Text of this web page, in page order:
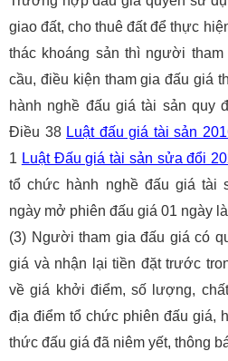
giao đất, cho thuê đất để thực
thác khoáng sản thì người
cầu, điều kiện tham gia đấu giá
hành nghề đấu giá tài sản quy
Điều 38 Luật đấu giá tài sản
1 Luật Đấu giá tài sản sửa đổi
tổ chức hành nghề đấu giá tài
ngày mở phiên đấu giá 01 ngày
(3) Người tham gia đấu giá có
giá và nhận lại tiền đặt trước
về giá khởi điểm, số lượng,
địa điểm tổ chức phiên đấu giá,
thức đấu giá đã niêm yết, thông